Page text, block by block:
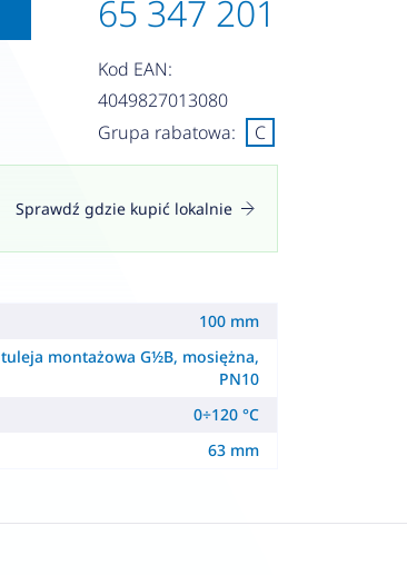
65 347 201
Kod EAN:
4049827013080
Grupa rabatowa:
C
Sprawdź gdzie kupić lokalnie
100 mm
tuleja montażowa G½B, mosiężna,
PN10
0÷120 °C
63 mm